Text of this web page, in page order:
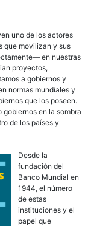
uno de los actores
que movilizan y sus
en nuestras
proyectos,
a gobiernos y
normas mundiales y
que los poseen.
en la sombra
de los países y
Desde la
fundación del
Banco Mundial en
1944, el número
de estas
instituciones y el
papel que